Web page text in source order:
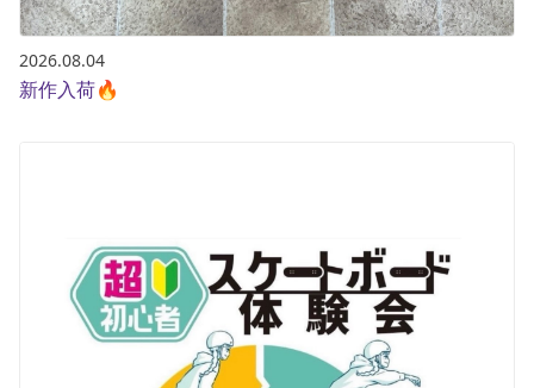
2026.08.04
新作入荷🔥